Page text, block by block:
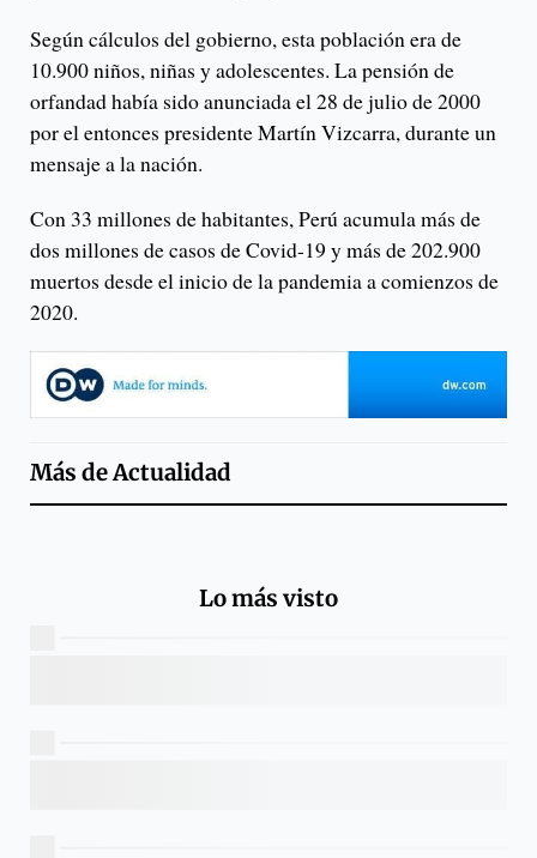
Según cálculos del gobierno, esta población era de
10.900 niños, niñas y adolescentes. La pensión de
orfandad había sido anunciada el 28 de julio de 2000
por el entonces presidente Martín Vizcarra, durante un
mensaje a la nación.
Con 33 millones de habitantes, Perú acumula más de
dos millones de casos de Covid-19 y más de 202.900
muertos desde el inicio de la pandemia a comienzos de
2020.
Más deActualidad
Lo más visto